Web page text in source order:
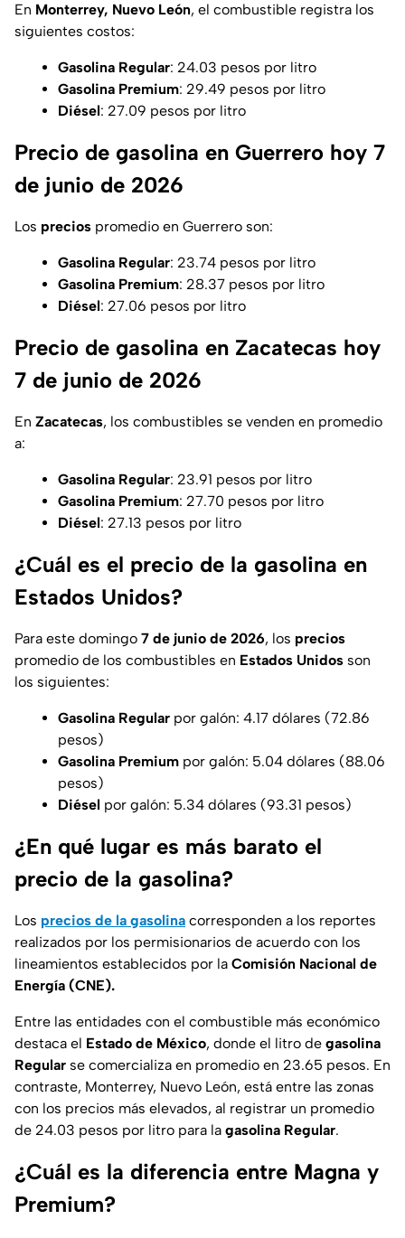
En Monterrey, Nuevo León, el combustible registra los
siguientes costos:
Gasolina Regular: 24.03 pesos por litro
Gasolina Premium: 29.49 pesos por litro
Diésel: 27.09 pesos por litro
Precio de gasolina en Guerrero hoy 7
de junio de 2026
Los precios promedio en Guerrero son:
Gasolina Regular: 23.74 pesos por litro
Gasolina Premium: 28.37 pesos por litro
Diésel: 27.06 pesos por litro
Precio de gasolina en Zacatecas hoy
7 de junio de 2026
En Zacatecas, los combustibles se venden en promedio
a:
Gasolina Regular: 23.91 pesos por litro
Gasolina Premium: 27.70 pesos por litro
Diésel: 27.13 pesos por litro
¿Cuál es el precio de la gasolina en
Estados Unidos?
Para este domingo 7 de junio de 2026, los precios
promedio de los combustibles en Estados Unidos son
los siguientes:
Gasolina Regular por galón: 4.17 dólares (72.86
pesos)
Gasolina Premium por galón: 5.04 dólares (88.06
pesos)
Diésel por galón: 5.34 dólares (93.31 pesos)
¿En qué lugar es más barato el
precio de la gasolina?
Los precios de la gasolina corresponden a los reportes
realizados por los permisionarios de acuerdo con los
lineamientos establecidos por la Comisión Nacional de
Energía (CNE).
Entre las entidades con el combustible más económico
destaca el Estado de México, donde el litro de gasolina
Regular se comercializa en promedio en 23.65 pesos. En
contraste, Monterrey, Nuevo León, está entre las zonas
con los precios más elevados, al registrar un promedio
de 24.03 pesos por litro para la gasolina Regular.
¿Cuál es la diferencia entre Magna y
Premium?